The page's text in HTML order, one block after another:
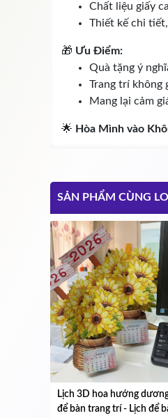
Chất liệu giấy
Thiết kế chi
🎁 Ưu Điểm:
Quà tặng ý
Trang trí không
Mang lại cảm
🌟 Hòa Mình vào
SẢN PHẨM CÙNG
Lịch 3D hoa hướng
để bàn trang trí - Lịch để